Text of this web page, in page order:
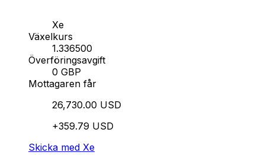
Xe
Växelkurs
1.336500
Överföringsavgift
0 GBP
Mottagaren får
26,730.00 USD
+359.79 USD
Skicka med Xe